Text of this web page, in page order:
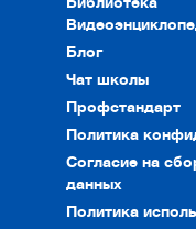
Блог
Чат школы
Профстандарт
Политика
Согласие на
данных
Политика